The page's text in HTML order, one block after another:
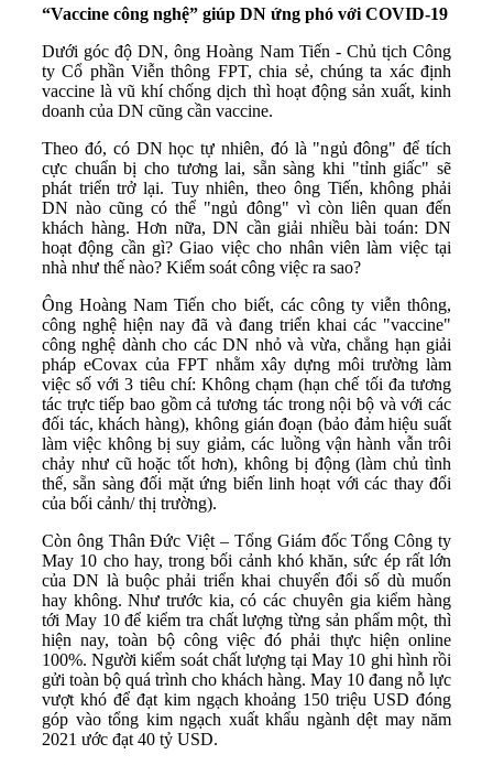
“Vaccine công nghệ” giúp DN ứng phó với COVID-19
Dưới góc độ DN, ông Hoàng Nam Tiến - Chủ tịch Công
ty Cổ phần Viễn thông FPT, chia sẻ, chúng ta xác định
vaccine là vũ khí chống dịch thì hoạt động sản xuất, kinh
doanh của DN cũng cần vaccine.
Theo đó, có DN học tự nhiên, đó là "ngủ đông" để tích
cực chuẩn bị cho tương lai, sẵn sàng khi "tỉnh giấc" sẽ
phát triển trở lại. Tuy nhiên, theo ông Tiến, không phải
DN nào cũng có thể "ngủ đông" vì còn liên quan đến
khách hàng. Hơn nữa, DN cần giải nhiều bài toán: DN
hoạt động cần gì? Giao việc cho nhân viên làm việc tại
nhà như thế nào? Kiểm soát công việc ra sao?
Ông Hoàng Nam Tiến cho biết, các công ty viễn thông,
công nghệ hiện nay đã và đang triển khai các "vaccine"
công nghệ dành cho các DN nhỏ và vừa, chẳng hạn giải
pháp eCovax của FPT nhằm xây dựng môi trường làm
việc số với 3 tiêu chí: Không chạm (hạn chế tối đa tương
tác trực tiếp bao gồm cả tương tác trong nội bộ và với các
đối tác, khách hàng), không gián đoạn (bảo đảm hiệu suất
làm việc không bị suy giảm, các luồng vận hành vẫn trôi
chảy như cũ hoặc tốt hơn), không bị động (làm chủ tình
thế, sẵn sàng đối mặt ứng biến linh hoạt với các thay đổi
của bối cảnh/ thị trường).
Còn ông Thân Đức Việt – Tổng Giám đốc Tổng Công ty
May 10 cho hay, trong bối cảnh khó khăn, sức ép rất lớn
của DN là buộc phải triển khai chuyển đổi số dù muốn
hay không. Như trước kia, có các chuyên gia kiểm hàng
tới May 10 để kiểm tra chất lượng từng sản phẩm một, thì
hiện nay, toàn bộ công việc đó phải thực hiện online
100%. Người kiểm soát chất lượng tại May 10 ghi hình rồi
gửi toàn bộ quá trình cho khách hàng. May 10 đang nỗ lực
vượt khó để đạt kim ngạch khoảng 150 triệu USD đóng
góp vào tổng kim ngạch xuất khẩu ngành dệt may năm
2021 ước đạt 40 tỷ USD.